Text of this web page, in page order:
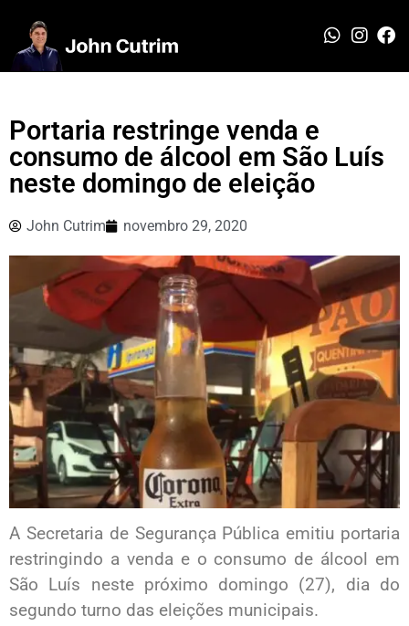
Portaria restringe venda e
consumo de álcool em São Luís
neste domingo de eleição
John Cutrim novembro 29, 2020
A Secretaria de Segurança Pública emitiu portaria
restringindo a venda e o consumo de álcool em
São Luís neste próximo domingo (27), dia do
segundo turno das eleições municipais.